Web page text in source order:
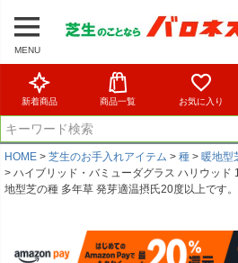
MENU
新着商品 商品一覧 お気に入り
HOME 芝生のお手入れアイテム 種 暖地型
ハイブリッド・バミューダグラス ハリウッド
地型芝の種 多年草 発芽適温摂氏20度以上です。